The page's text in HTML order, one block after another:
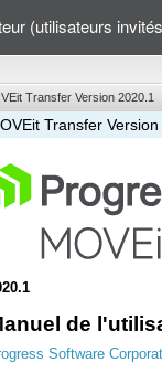
Transfer Version 2020.1
Transfer
de
Software
(utilisateurs